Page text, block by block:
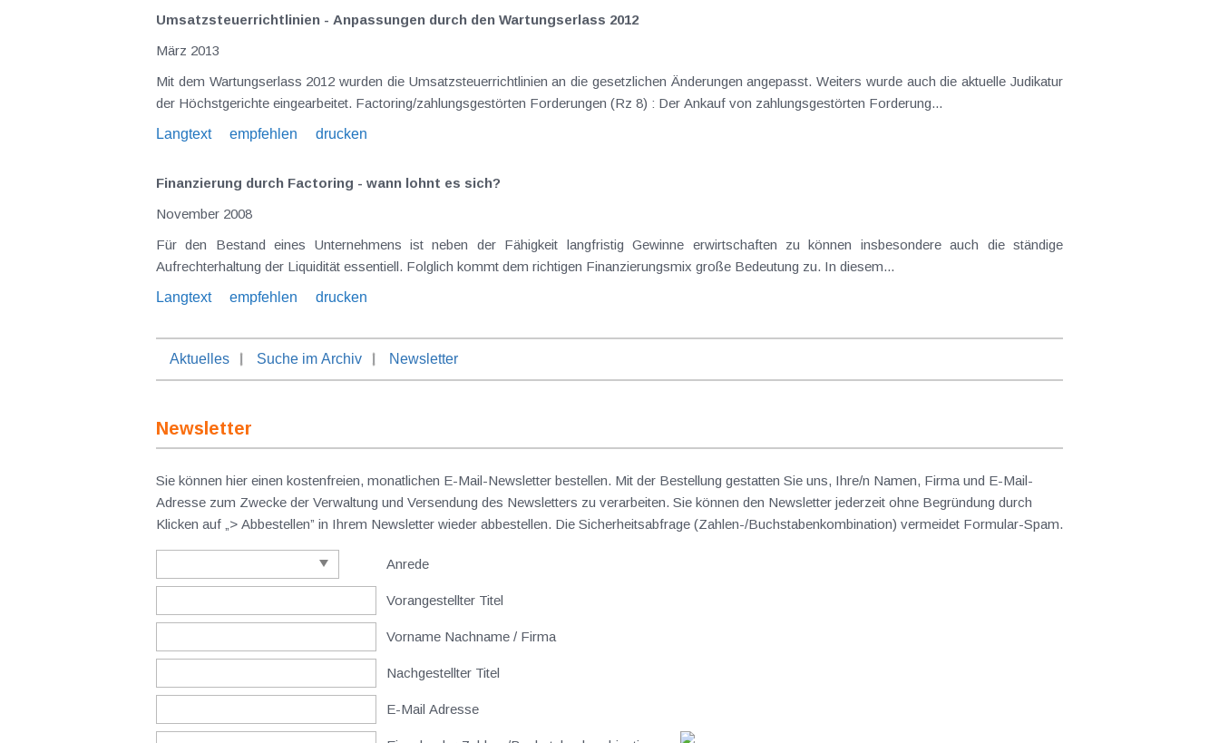
Umsatzsteuerrichtlinien - Anpassungen durch den Wartungserlass 2012
März 2013
Mit dem Wartungserlass 2012 wurden die Umsatzsteuerrichtlinien an die gesetzlichen Änderungen angepasst. Weiters wurde auch die aktuelle Judikatur
der Höchstgerichte eingearbeitet. Factoring/zahlungsgestörten Forderungen (Rz 8) : Der Ankauf von zahlungsgestörten Forderung...
Langtext
empfehlen drucken
Finanzierung durch Factoring - wann lohnt es sich?
November 2008
Für den Bestand eines Unternehmens ist neben der Fähigkeit langfristig Gewinne erwirtschaften zu können insbesondere auch die ständige
Aufrechterhaltung der Liquidität essentiell. Folglich kommt dem richtigen Finanzierungsmix große Bedeutung zu. In diesem...
Langtext
empfehlen drucken
Aktuelles Suche im Archiv Newsletter
Newsletter
Sie können hier einen kostenfreien, monatlichen E-Mail-Newsletter bestellen. Mit der Bestellung gestatten Sie uns, Ihre/n Namen, Firma und E-Mail-
Adresse zum Zwecke der Verwaltung und Versendung des Newsletters zu verarbeiten. Sie können den Newsletter jederzeit ohne Begründung durch
Klicken auf „> Abbestellen” in Ihrem Newsletter wieder abbestellen. Die Sicherheitsabfrage (Zahlen-/Buchstabenkombination) vermeidet Formular-Spam.
Anrede
Vorangestellter Titel
Vorname Nachname / Firma
Nachgestellter Titel
E-Mail Adresse